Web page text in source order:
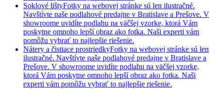
Soklové lištyFotky na webovej stránke sú len ilustračné.
Navštívte naše podlahové predajne v Bratislave a Prešove. V
showroome uvidíte podlahu na väčšej vzorke, ktorá Vám
poskytne omnoho lepší obraz ako fotka. Naši experti vám
pomôžu vybrať to najlepšie riešenie.
Nátery a čistiace prostriedkyFotky na webovej stránke sú len
ilustračné. Navštívte naše podlahové predajne v Bratislave a
Prešove. V showroome uvidíte podlahu na väčšej vzorke,
ktorá Vám poskytne omnoho lepší obraz ako fotka. Naši
experti vám pomôžu vybrať to najlepšie riešenie.